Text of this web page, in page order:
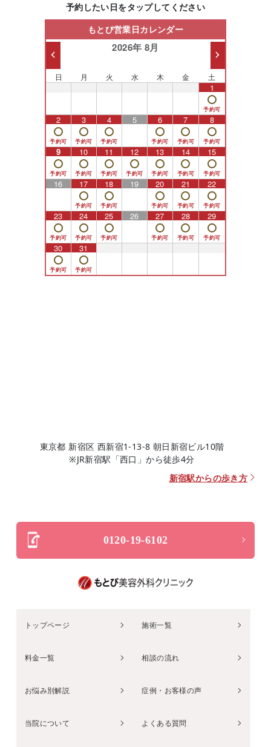
予約したい日をタップしてください
もとび営業日カレンダー
2026年 8月
日 月 火 水 木 金 土
1
2 3 4 5 6 7 8
9 10 11 12 13 14 15
16 17 18 19 20 21 22
23 24 25 26 27 28 29
30 31
東京都 新宿区 西新宿1-13-8 朝日新宿ビル10階
※JR新宿駅「西口」から徒歩4分
新宿駅からの歩き方
0120-19-6102
トップページ 施術一覧
料金一覧 相談の流れ
お悩み別解説 症例・お客様の声
当院について よくある質問